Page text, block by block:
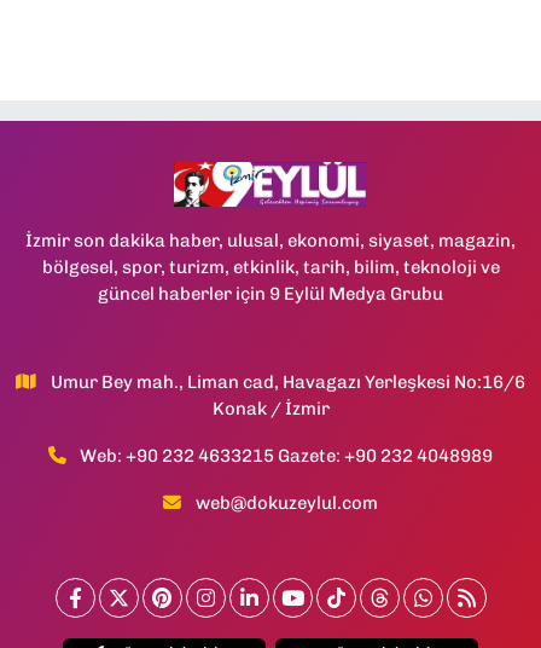
İzmir son dakika haber, ulusal, ekonomi, siyaset, magazin,
bölgesel, spor, turizm, etkinlik, tarih, bilim, teknoloji ve
güncel haberler için 9 Eylül Medya Grubu
Umur Bey mah., Liman cad, Havagazı Yerleşkesi No:16/6
Konak / İzmir
Web: +90 232 4633215 Gazete: +90 232 4048989
web@dokuzeylul.com